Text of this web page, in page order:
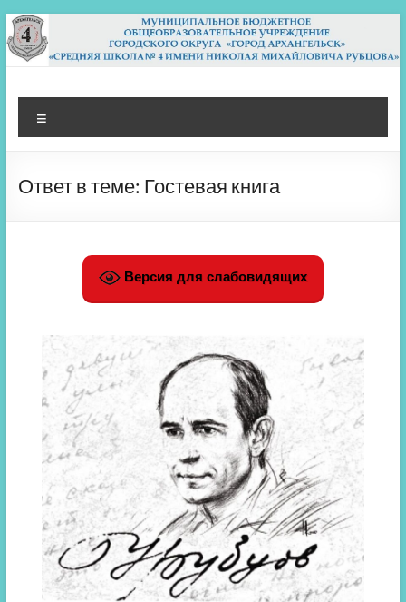
Перейти
к
содержимому
МБОУ СШ 4
Архангельск
Ответ в теме: Гостевая книга
Версия для слабовидящих